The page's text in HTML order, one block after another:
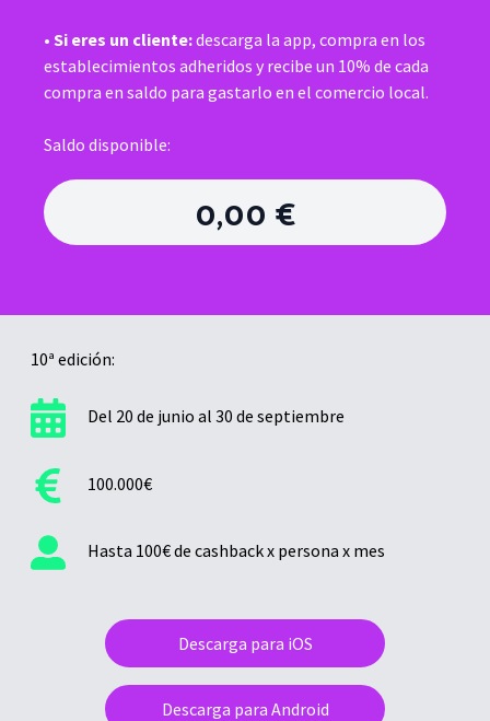
• Si eres un cliente:descarga la app, compra en los
establecimientos adheridos y recibe un 10% de cada
compra en saldo para gastarlo en el comercio local.
Saldo disponible:
0,00 €
10ª edición:
Del 20 de junio al 30 de septiembre
100.000€
Hasta 100€ de cashback x persona x mes
Descarga para iOS
Descarga para Android